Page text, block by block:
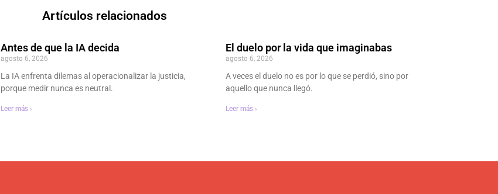
Artículos relacionados
Antes de que la IA decida
agosto 6, 2026
La IA enfrenta dilemas al operacionalizar la justicia,
porque medir nunca es neutral.
Leer más ›
El duelo por la vida que imaginabas
agosto 6, 2026
A veces el duelo no es por lo que se perdió, sino por
aquello que nunca llegó.
Leer más ›